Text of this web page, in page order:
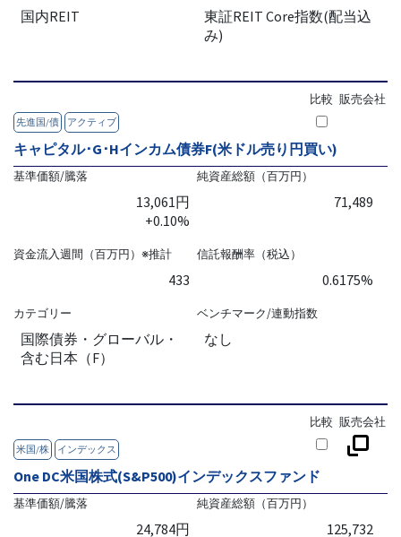
国内REIT
東証REIT Core指数(配当込
み)
先進国/債 アクティブ
比較 販売会社
キャピタル･G･Hインカム債券F(米ドル売り円買い)
基準価額/騰落
13,061円
+0.10%
純資産総額（百万円）
71,489
資金流入週間（百万円）※推計
433
信託報酬率（税込）
0.6175%
カテゴリー
国際債券・グローバル・
含む日本（F）
ベンチマーク/連動指数
なし
米国/株 インデックス
比較 販売会社
One DC米国株式(S&P500)インデックスファンド
基準価額/騰落
24,784円
純資産総額（百万円）
125,732